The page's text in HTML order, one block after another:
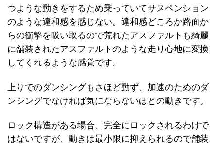
つような動きをするため乗っていてサスペンション
のような違和感を感じない。違和感どころか路面か
らの衝撃を吸い取るので荒れたアスファルトも綺麗
に舗装されたアスファルトのような走り心地に変換
してくれるような感覚です。
上りでのダンシングもさほど動ず、加速のためのダ
ンシングでなければ気にならないほどの動きです。
ロック構造がある場合、完全にロックされるわけで
はないですが、動きは最小限に抑えられるので舗装